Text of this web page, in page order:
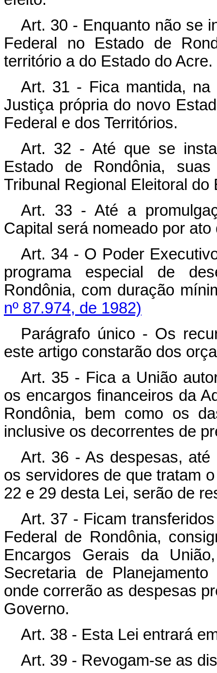
Art. 30 - Enquanto não se
Federal no Estado de
território a do Estado do Acre.
Art. 31 - Fica mantida,
Justiça própria do novo
Federal e dos Territórios.
Art. 32 - Até que se
Estado de Rondônia,
Tribunal Regional Eleitoral do
Art. 33 - Até a
Capital será nomeado por ato
Art. 34 - O Poder
programa especial de
Rondônia, com duração
nº 87.974, de 1982)
Parágrafo único - Os
este artigo constarão dos
Art. 35 - Fica a União
os encargos financeiros da
Rondônia, bem como os
inclusive os decorrentes de
Art. 36 - As despesas,
os servidores de que tratam
22 e 29 desta Lei, serão de
Art. 37 - Ficam
Federal de Rondônia,
Encargos Gerais da
Secretaria de
onde correrão as despesas
Governo.
Art. 38 - Esta Lei entrará
Art. 39 - Revogam-se as